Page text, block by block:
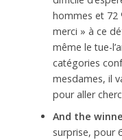
hommes et 72
merci » à ce
même le tue-
catégories
mesdames, il
pour aller
And the
surprise, pour